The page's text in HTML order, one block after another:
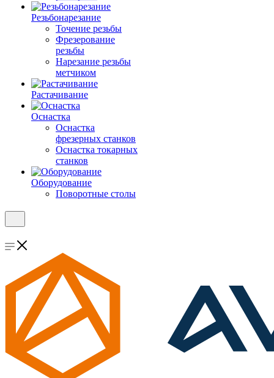
Резьбонарезание
Точение резьбы
Фрезерование
резьбы
Нарезание резьбы
метчиком
Растачивание
Оснастка
Оснастка
фрезерных станков
Оснастка токарных
станков
Оборудование
Поворотные столы